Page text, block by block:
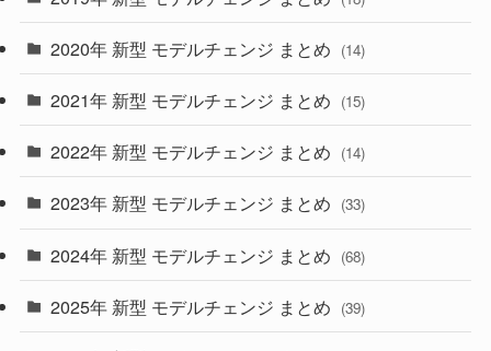
(27)
(35)
(10)
(9)
(22)
(4)
(9)
2020年 新型 モデルチェンジ まとめ (14)
2021年 新型 モデルチェンジ まとめ (15)
2022年 新型 モデルチェンジ まとめ (14)
2023年 新型 モデルチェンジ まとめ (33)
2024年 新型 モデルチェンジ まとめ (68)
2025年 新型 モデルチェンジ まとめ (39)